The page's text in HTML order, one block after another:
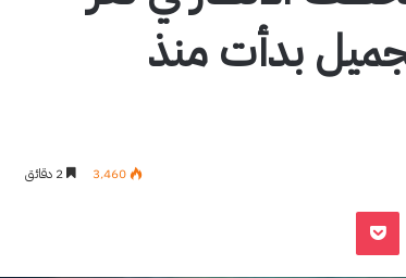
بدأت منذ
3٬460